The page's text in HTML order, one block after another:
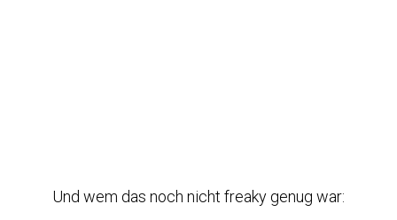
Und wem das noch nicht freaky genug war: